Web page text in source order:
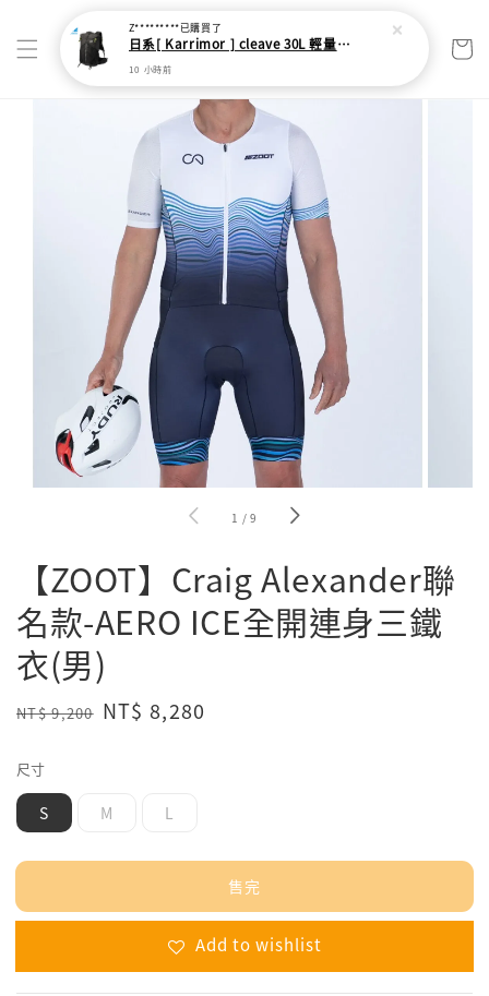
1 /9
【ZOOT】Craig Alexander聯
名款-AERO ICE全開連身三鐵
衣(男)
Regular
NT$ 9,200 Sale
NT$ 8,280
尺寸
S M L
售完
Add to wishlist